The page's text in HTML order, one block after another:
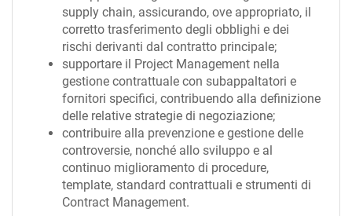
supply chain, assicurando, ove appropriato, il
corretto trasferimento degli obblighi e dei
rischi derivanti dal contratto principale;
supportare il Project Management nella
gestione contrattuale con subappaltatori e
fornitori specifici, contribuendo alla definizione
delle relative strategie di negoziazione;
contribuire alla prevenzione e gestione delle
controversie, nonché allo sviluppo e al
continuo miglioramento di procedure,
template, standard contrattuali e strumenti di
Contract Management.